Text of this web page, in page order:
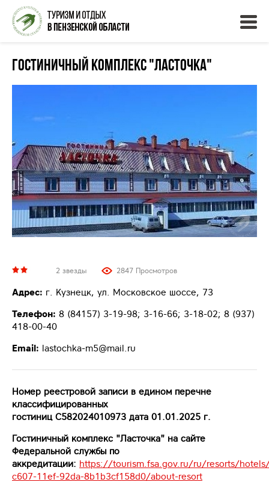
Гостиничный комплекс "Ласточка"
2 звезды 2847 Просмотров
Адрес: г. Кузнецк, ул. Московское шоссе, 73
Телефон: 8 (84157) 3-19-98; 3-16-66; 3-18-02; 8 (937)
418-00-40
Email: lastochka-m5@mail.ru
Номер реестровой записи в едином перечне
классифицированных
гостиниц С582024010973 дата 01.01.2025 г.
Гостиничный комплекс "Ласточка" на сайте
Федеральной службы по
аккредитации: https://tourism.fsa.gov.ru/ru/resorts/
c607-11ef-92da-8b1b3cf158d0/about-resort